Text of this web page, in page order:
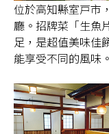
位於高知縣室戸市
廳。招牌菜「生魚
足，是超值美味佳
能享受不同的風味。